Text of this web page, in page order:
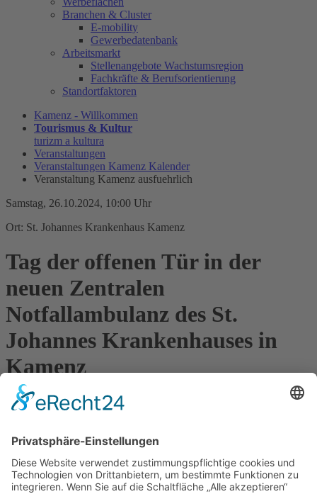
Branchen & Cluster
E-mobility
Gewerbedatenbank
Arbeitsmarkt
Stellenangebote Wachstumsregion
Fachkräfte & Berufsorientierung
Standortfaktoren
Kamenz - Willkommen
Tourismus & Kultur
turizm a kultura
Veranstaltungen
Veranstaltungen Kamenz Kalender
Veranstaltung Kamenz ausfuehrlich
Samstag, 26.10.2024, 10:00 Uhr
Ort: St. Johannes Krankenhaus Kamenz
Tag der offenen Tür in der
neuen Zentralen
Notfallambulanz des St.
Johannes Krankenhauses in
Kamenz
Am 26. Oktober 2024 von 10 bis 14 Uhr öffnet das St. Johannes
Krankenhaus in Kamenz die Türen der neuen Zentralen
und dem Engagement des Krankenhauses ist ein modernes Zentrum
seine Arbeit aufnimmt. Besucher können an diesem Tag die neue
Ambulanz erkunden und erfahren, wie moderne integrierte
Notfallversorgung aussieht und funktioniert. Es gibt spannende